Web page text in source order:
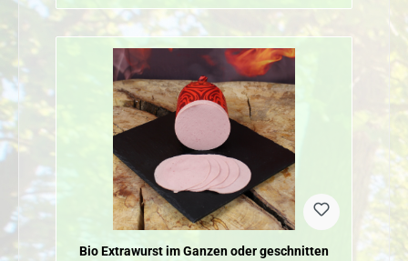
Bio Extrawurst im Ganzen oder geschnitten